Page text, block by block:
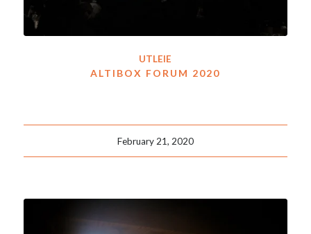
UTLEIE
ALTIBOX FORUM 2020
February 21, 2020